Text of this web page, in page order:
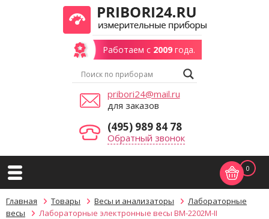
Работаем с 2009года.
pribori24@mail.ru
для заказов
(495) 989 84 78
Обратный звонок
0
Главная Товары Весы и анализаторы
Лабораторные
весы
Лабораторные электронные весы ВМ-2202М-II